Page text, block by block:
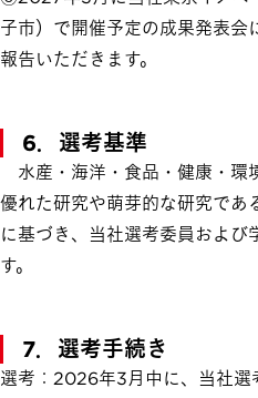
子市）で開催予定の成果発表会
報告いただきます。
6．選考基準
水産・海洋・食品・健康・環
優れた研究や萌芽的な研究であ
に基づき、当社選考委員および
す。
7．選考手続き
選考：2026年3月中に、当社選